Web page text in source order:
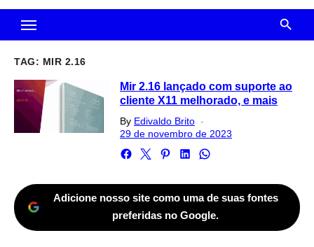
TAG: MIR 2.16
Mir 2.16 lançado com suporte ao
cliente X11 melhorado, e mais
By Edivaldo Brito
on
29 de novembro de 2023
Adicione nosso site como uma de suas fontes
preferidas no Google.